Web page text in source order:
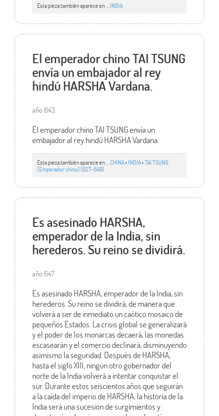
Esta pieza también aparece en ... INDIA
El emperador chino TAI TSUNG
envía un embajador al rey
hindú HARSHA Vardana.
año 643
El emperador chino TAI TSUNG envía un
embajador al rey hindú HARSHA Vardana.
Esta pieza también aparece en ... CHINA• INDIA•TAI TSUNG
(Emperador chino) (627-649)
Es asesinado HARSHA,
emperador de la India, sin
herederos. Su reino se dividirá.
año 647
Es asesinado HARSHA, emperador de la India, sin
herederos. Su reino se dividirá, de manera que
volverá a ser de inmediato un caótico mosaico de
pequeños Estados. La crisis global se generalizará
y el poder de los monarcas decaerá, las monedas
escasearán y el comercio declinará, disminuyendo
asimismo la seguridad. Después de HARSHA,
hasta el siglo XIII, ningún otro gobernador del
norte de la India volverá a intentar conquistar el
sur. Durante estos seiscientos años que seguirán
a la caída del imperio de HARSHA, la historia de la
India será una sucesión de surgimientos y